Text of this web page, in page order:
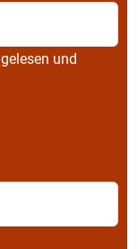
gelesen und